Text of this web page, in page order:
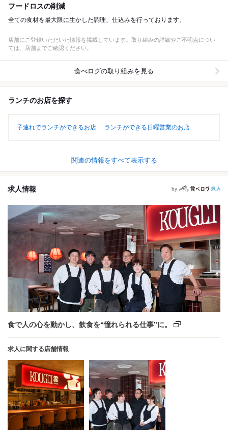
フードロスの削減
全ての食材を最大限に生かした調理、仕込みを行っております。
店舗にご登録いただいた情報を掲載しています。取り組みの詳細やご不明点につい
ては、店舗までご確認ください。
食べログの取り組みを見る
ランチのお店を探す
子連れでランチができるお店 ランチができる日曜営業のお店
関連の情報をすべて表示する
求人情報 by
食で人の心を動かし、飲食を“憧れられる仕事”に。
求人に関する店舗情報